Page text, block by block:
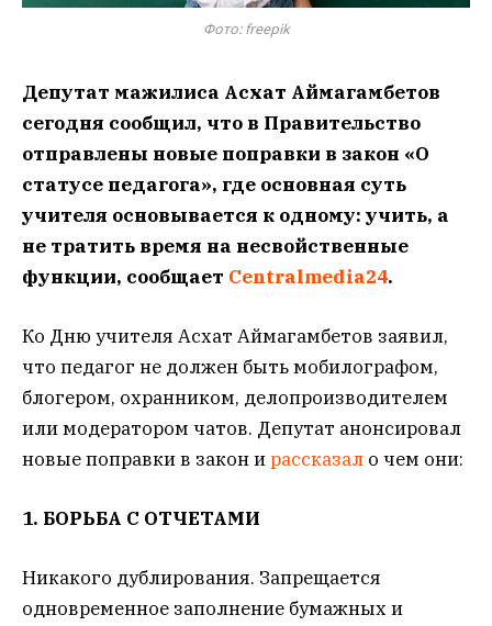
Фото: freepik
Депутат мажилиса Асхат Аймагамбетов
сегодня сообщил, что в Правительство
отправлены новые поправки в закон «О
статусе педагога», где основная суть
учителя основывается к одному: учить, а
не тратить время на несвойственные
функции, сообщает Centralmedia24.
Ко Дню учителя Асхат Аймагамбетов заявил,
что педагог не должен быть мобилографом,
блогером, охранником, делопроизводителем
или модератором чатов. Депутат анонсировал
новые поправки в закон ирассказал о чем они:
1. БОРЬБА С ОТЧЕТАМИ
Никакого дублирования. Запрещается
одновременное заполнение бумажных и